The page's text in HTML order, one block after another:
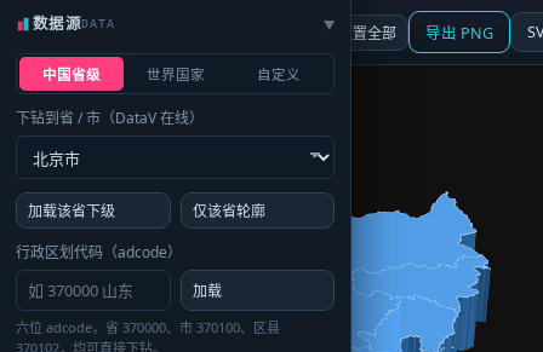
☰ 面板 地图 重置全部 导出 PNG
数据源DATA ▶
中国省级 世界国家 自定义
下钻到省 / 市（DataV 在线）
加载该省下级
仅该省轮廓
行政区划代码（adcode）
加载
六位 adcode，省 370000、市 370100、区县
370102，均可直接下钻。